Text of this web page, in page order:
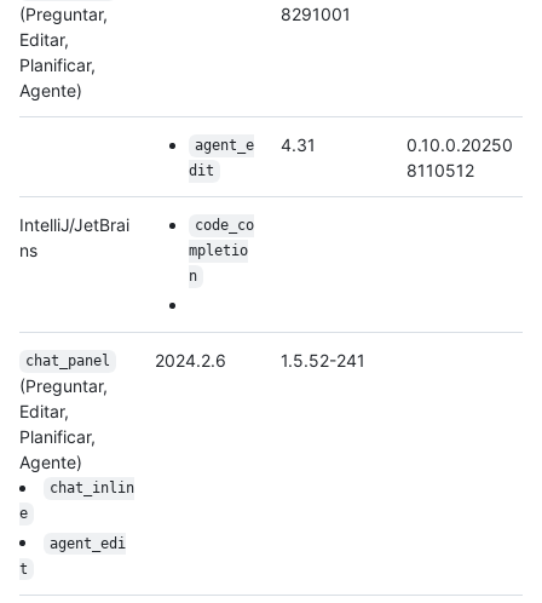
(Preguntar,
Editar,
Planificar,
Agente)
8291001
agent_e
dit
4.31
0.10.0.20250
8110512
IntelliJ/JetBrai
ns
code_co
mpletio
n
chat_panel
(Preguntar,
Editar,
Planificar,
Agente)
chat_inlin
e
agent_edi
t
2024.2.6 1.5.52-241